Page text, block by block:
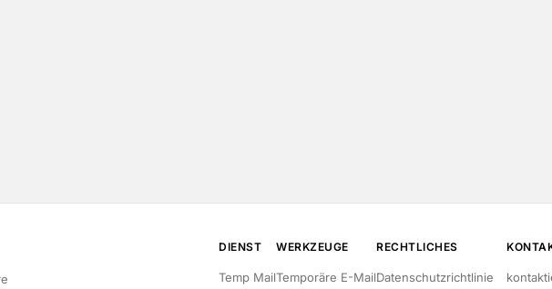
DIENST
Temp Mail
WERKZEUGE
Temporäre E-Mail
RECHTLICHES
Datenschutzrichtlinie